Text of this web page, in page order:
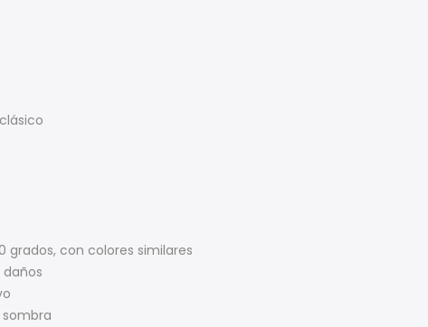
con colores similares